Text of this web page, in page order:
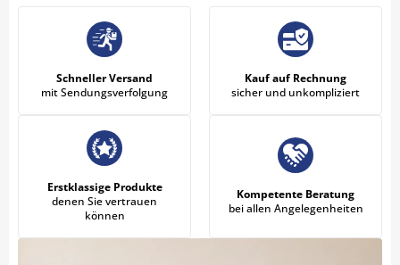
Schneller Versand
mit Sendungsverfolgung
Kauf auf Rechnung
sicher und unkompliziert
Erstklassige Produkte
denen Sie vertrauen
können
Kompetente Beratung
bei allen Angelegenheiten